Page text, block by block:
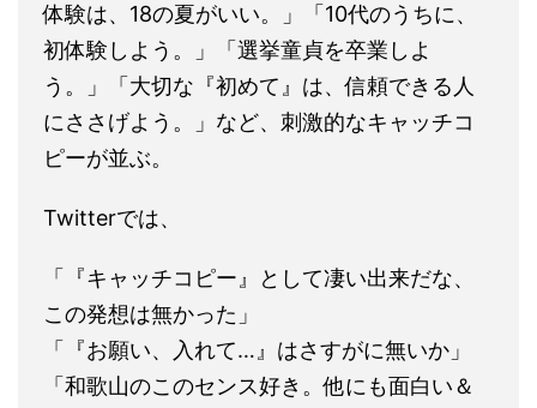
体験は、18の夏がいい。」「10代のうちに、
初体験しよう。」「選挙童貞を卒業しよ
う。」「大切な『初めて』は、信頼できる人
にささげよう。」など、刺激的なキャッチコ
ピーが並ぶ。
Twitterでは、
「『キャッチコピー』として凄い出来だな、
この発想は無かった」
「和歌山のこのセンス好き。他にも面白い＆